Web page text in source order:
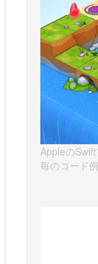
Appleの
毎のコード